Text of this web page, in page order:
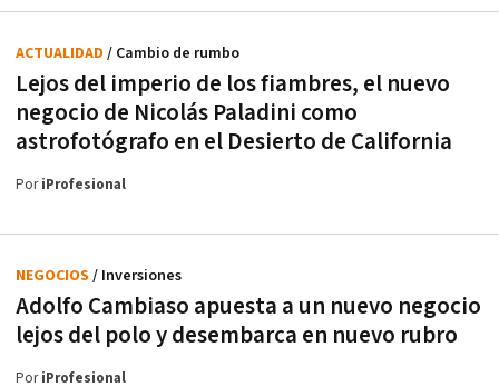
Lejos del imperio de los fiambres, el nuevo
negocio de Nicolás Paladini como
astrofotógrafo en el Desierto de California
ACTUALIDAD / Cambio de rumbo
PoriProfesional
Adolfo Cambiaso apuesta a un nuevo negocio
lejos del polo y desembarca en nuevo rubro
NEGOCIOS / Inversiones
PoriProfesional